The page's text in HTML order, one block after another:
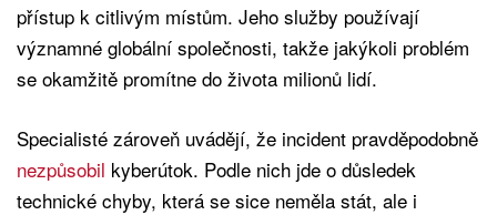
přístup k citlivým místům. Jeho služby používají
významné globální společnosti, takže jakýkoli problém
se okamžitě promítne do života milionů lidí.
Specialisté zároveň uvádějí, že incident pravděpodobně
nezpůsobil kyberútok. Podle nich jde o důsledek
technické chyby, která se sice neměla stát, ale i